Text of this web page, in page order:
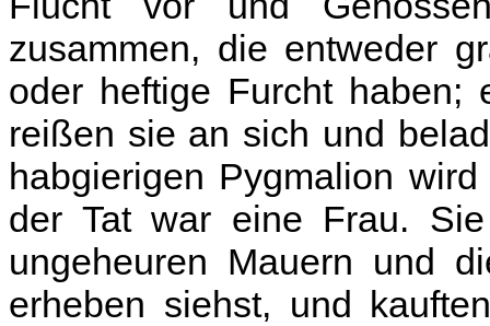
zusammen, die entweder
oder heftige Furcht haben;
reißen sie an sich und
habgierigen Pygmalion
der Tat war eine Frau.
ungeheuren Mauern und
erheben siehst, und